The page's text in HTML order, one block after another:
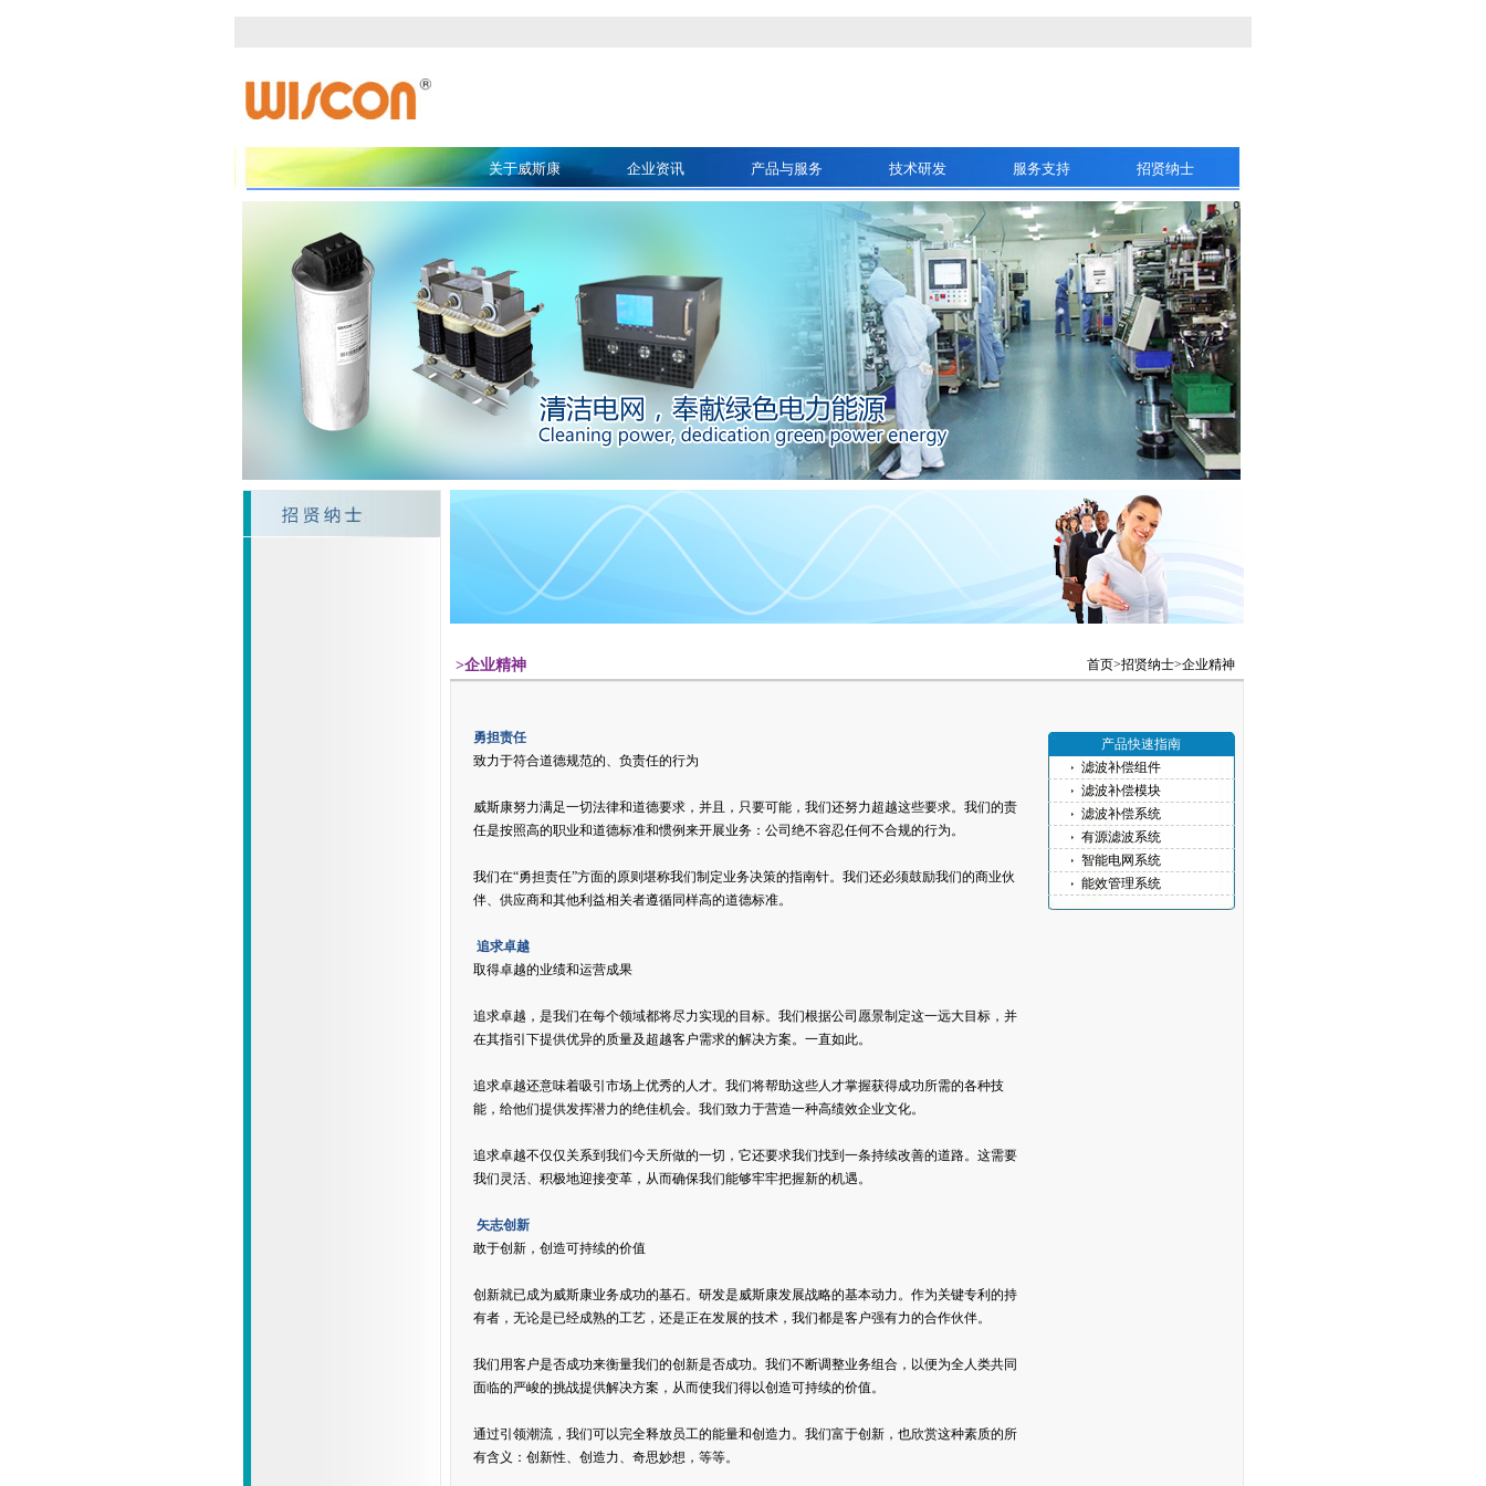
关于威斯康 企业资讯 产品与服务 技术研发 服务支持 招贤纳士
首页>招贤纳士>企业精神
>企业精神
勇担责任
致力于符合道德规范的、负责任的行为
威斯康努力满足一切法律和道德要求，并且，只要可能，我们还努力超越这些要求。我们的责
任是按照高的职业和道德标准和惯例来开展业务：公司绝不容忍任何不合规的行为。
我们在“勇担责任”方面的原则堪称我们制定业务决策的指南针。我们还必须鼓励我们的商业伙
伴、供应商和其他利益相关者遵循同样高的道德标准。
追求卓越
取得卓越的业绩和运营成果
追求卓越，是我们在每个领域都将尽力实现的目标。我们根据公司愿景制定这一远大目标，并
在其指引下提供优异的质量及超越客户需求的解决方案。一直如此。
追求卓越还意味着吸引市场上优秀的人才。我们将帮助这些人才掌握获得成功所需的各种技
能，给他们提供发挥潜力的绝佳机会。我们致力于营造一种高绩效企业文化。
追求卓越不仅仅关系到我们今天所做的一切，它还要求我们找到一条持续改善的道路。这需要
我们灵活、积极地迎接变革，从而确保我们能够牢牢把握新的机遇。
矢志创新
敢于创新，创造可持续的价值
创新就已成为威斯康业务成功的基石。研发是威斯康发展战略的基本动力。作为关键专利的持
有者，无论是已经成熟的工艺，还是正在发展的技术，我们都是客户强有力的合作伙伴。
我们用客户是否成功来衡量我们的创新是否成功。我们不断调整业务组合，以便为全人类共同
面临的严峻的挑战提供解决方案，从而使我们得以创造可持续的价值。
通过引领潮流，我们可以完全释放员工的能量和创造力。我们富于创新，也欣赏这种素质的所
有含义：创新性、创造力、奇思妙想，等等。
产品快速指南
滤波补偿组件
滤波补偿模块
滤波补偿系统
有源滤波系统
智能电网系统
能效管理系统